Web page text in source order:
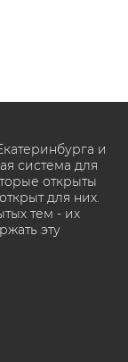
и
система для
открыты
для них.
тем - их
эту